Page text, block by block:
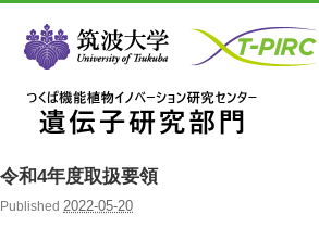
令和4年度取扱要領
Published 2022-05-20